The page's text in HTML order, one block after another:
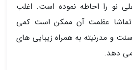
نو را احاطه نموده است. اغلب
تماشا عظمت آن ممکن است کمی
و مدرنیته به همراه زیبایی های
می دهد.